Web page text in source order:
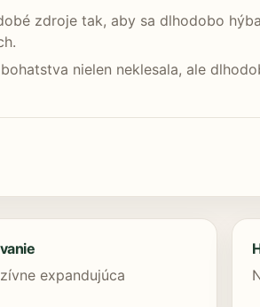
zdroje tak, aby sa dlhodobo
nielen neklesala, ale
expandujúca